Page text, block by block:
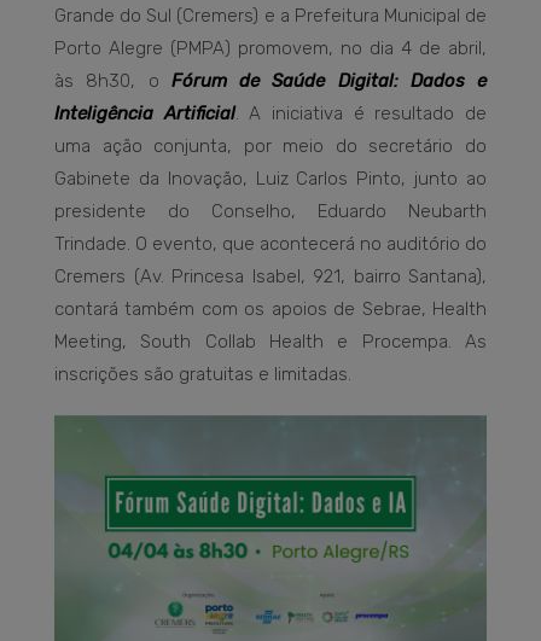
Grande do Sul (Cremers) e a Prefeitura Municipal de
Porto Alegre (PMPA) promovem, no dia 4 de abril,
às 8h30, o Fórum de Saúde Digital: Dados e
Inteligência Artificial. A iniciativa é resultado de
uma ação conjunta, por meio do secretário do
Gabinete da Inovação, Luiz Carlos Pinto, junto ao
presidente do Conselho, Eduardo Neubarth
Trindade. O evento, que acontecerá no auditório do
Cremers (Av. Princesa Isabel, 921, bairro Santana),
contará também com os apoios de Sebrae, Health
Meeting, South Collab Health e Procempa. As
inscrições são gratuitas e limitadas.